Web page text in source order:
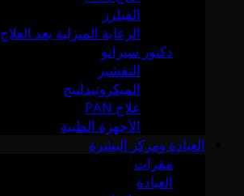
الفيلرز
الرعاية المنزلية بعد العلاج
دكتور سيرانو
التقشير
الميكرونيدلينج
علاج PAN
الأجهزة الطبية
العيادة ومركز البشرة
مقرات
العيادة